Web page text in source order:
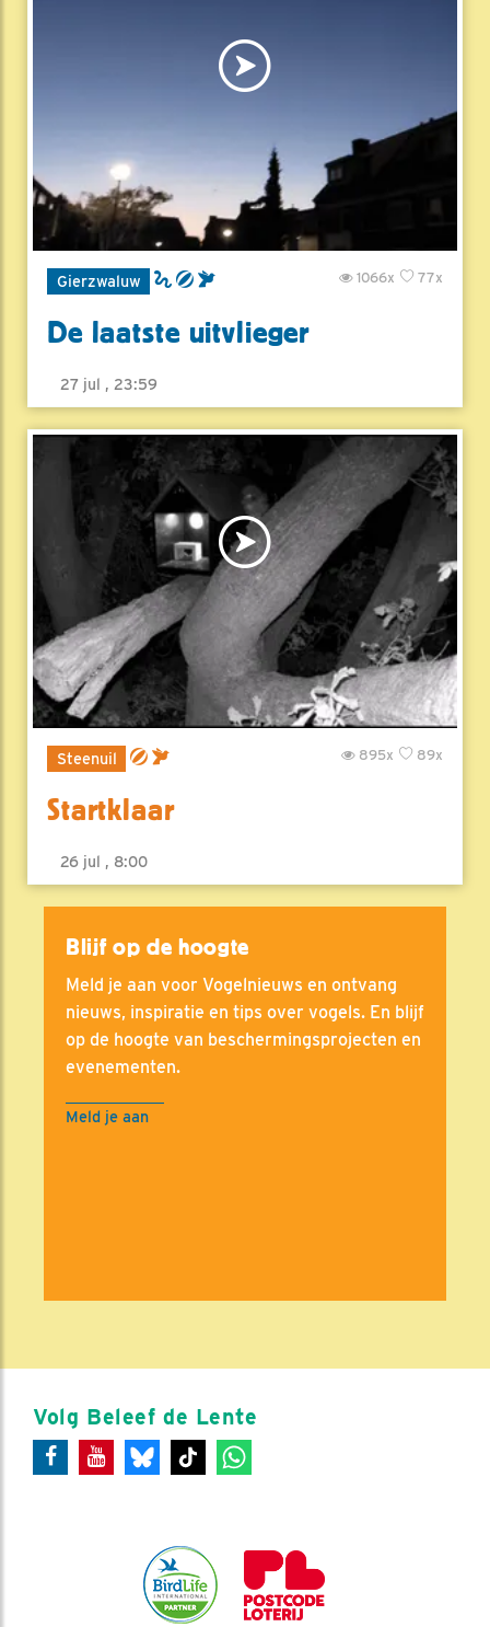
Gierzwaluw 77x
1066x
De laatste uitvlieger
27 jul , 23:59
Steenuil 89x
895x
Startklaar
26 jul , 8:00
Blijf op de hoogte
Meld je aan voor Vogelnieuws en ontvang
nieuws, inspiratie en tips over vogels. En blijf
op de hoogte van beschermingsprojecten en
evenementen.
Meld je aan
Volg Beleef de Lente